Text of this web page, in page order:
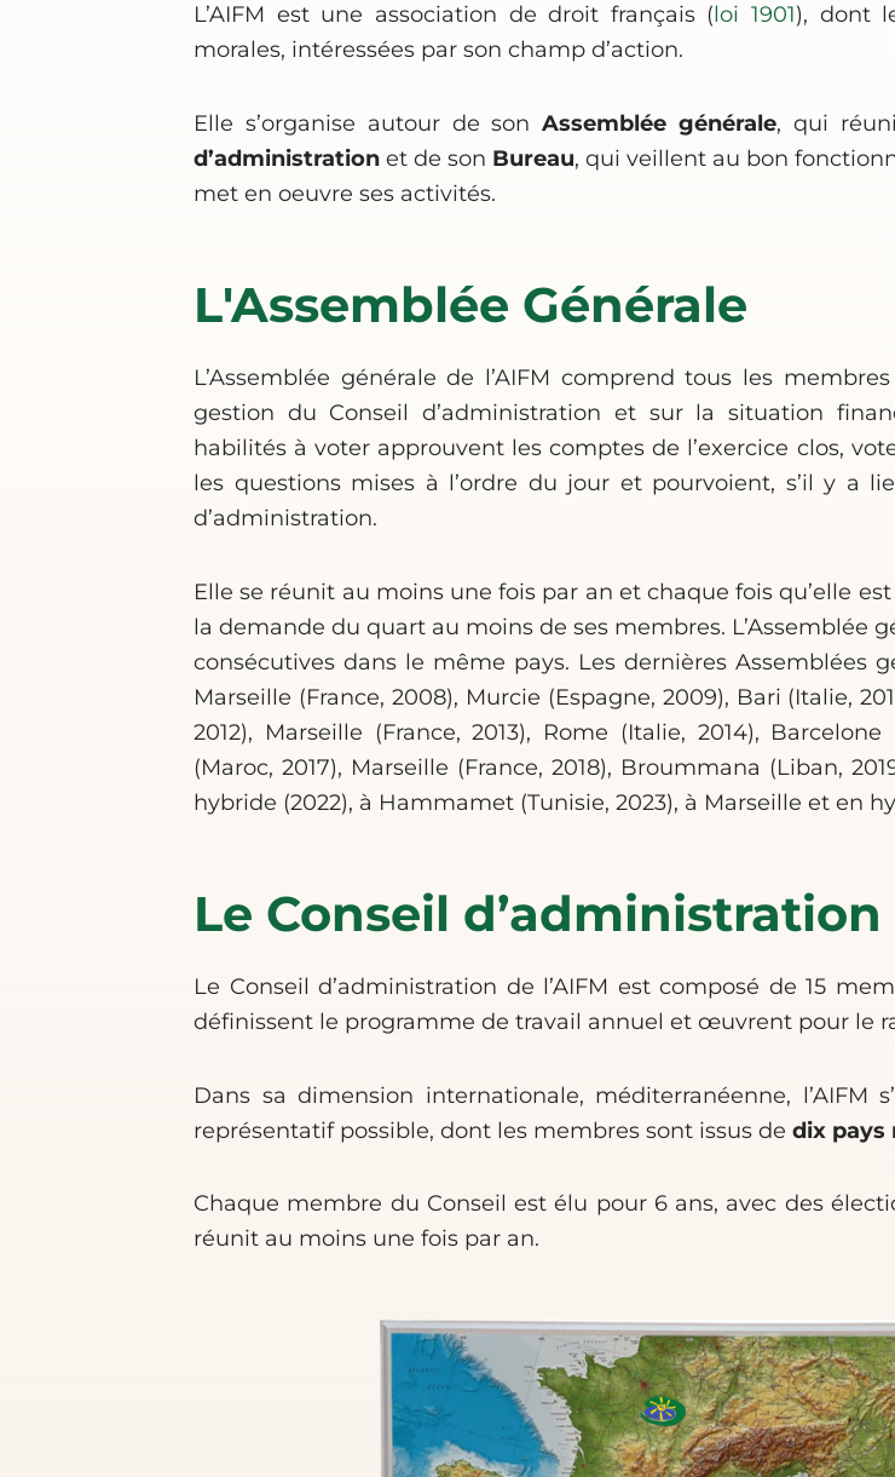
L’AIFM est une association de droit français (loi 1901), dont
morales, intéressées par son champ d’action.
Elle s’organise autour de sonAssemblée générale, qui
d’administration et de son Bureau, qui veillent au bon
met en oeuvre ses activités.
L'Assemblée Générale
L’Assemblée générale de l’AIFM comprend tous les
gestion du Conseil d’administration et sur la situation
habilités à voter approuvent les comptes de l’exercice clos,
les questions mises à l’ordre du jour et pourvoient, s’il y a
d’administration.
Elle se réunit au moins une fois par an et chaque fois qu’elle
la demande du quart au moins de ses membres. L’Assemblée
consécutives dans le même pays. Les dernières Assemblées
Marseille (France, 2008), Murcie (Espagne, 2009), Bari (Italie,
2012), Marseille (France, 2013), Rome (Italie, 2014),
(Maroc, 2017), Marseille (France, 2018), Broummana (Liban,
hybride (2022), à Hammamet (Tunisie, 2023), à Marseille et en
Le Conseil d’administration
Le Conseil d’administration de l’AIFM est composé de 15
définissent le programme de travail annuel et œuvrent pour le
Dans sa dimension internationale, méditerranéenne, l’AIFM
représentatif possible, dont les membres sont issus de dix pays
Chaque membre du Conseil est élu pour 6 ans, avec des
réunit au moins une fois par an.